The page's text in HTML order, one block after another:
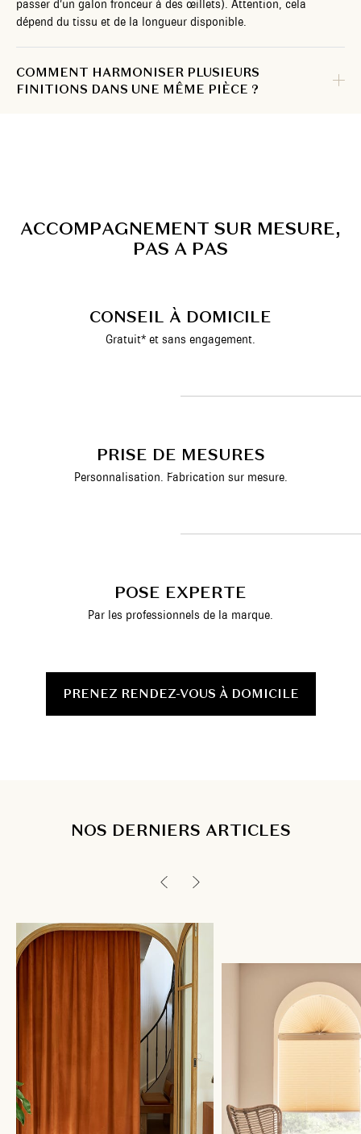
passer d’un galon fronceur à des œillets). Attention, cela
dépend du tissu et de la longueur disponible.
COMMENT HARMONISER PLUSIEURS
FINITIONS DANS UNE MÊME PIÈCE ?
ACCOMPAGNEMENT SUR MESURE,
PAS A PAS
CONSEIL À DOMICILE
Gratuit* et sans engagement.
PRISE DE MESURES
Personnalisation. Fabrication sur mesure.
POSE EXPERTE
Par les professionnels de la marque.
PRENEZ RENDEZ-VOUS À DOMICILE
NOS DERNIERS ARTICLES